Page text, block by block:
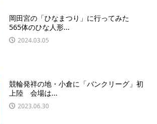
岡田宮の「ひなまつり」に行ってみた
565体のひな人形...
2024.03.05
競輪発祥の地・小倉に「バンクリーグ」初
上陸 会場は...
2023.06.30